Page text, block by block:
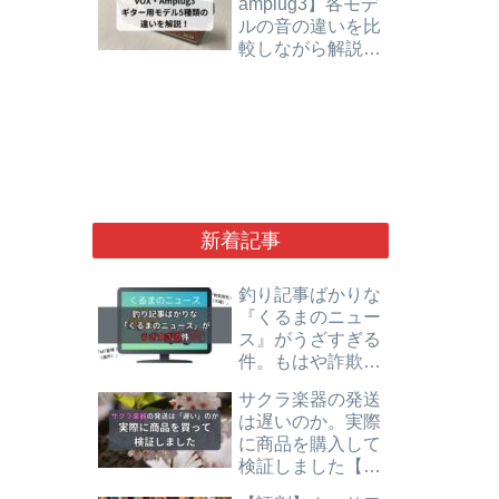
ルの音の違いを比
較しながら解説し
新着記事
釣り記事ばかりな
『くるまのニュー
ス』がうざすぎる
件。もはや詐欺レ
サクラ楽器の発送
は遅いのか。実際
に商品を購入して
検証しました【評